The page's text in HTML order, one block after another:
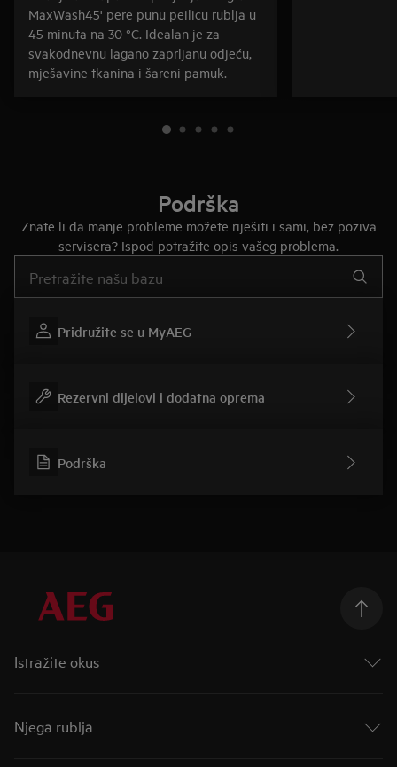
MaxWash45' pere punu peilicu rublja u
45 minuta na 30 °C. Idealan je za
svakodnevnu lagano zaprljanu odjeću,
mješavine tkanina i šareni pamuk.
Podrška
Znate li da manje probleme možete riješiti i sami, bez poziva
servisera? Ispod potražite opis vašeg problema.
Pridružite se u MyAEG
Rezervni dijelovi i dodatna oprema
Podrška
Istražite okus
Taste of Tommorow
Mastery Range
Njega rublja